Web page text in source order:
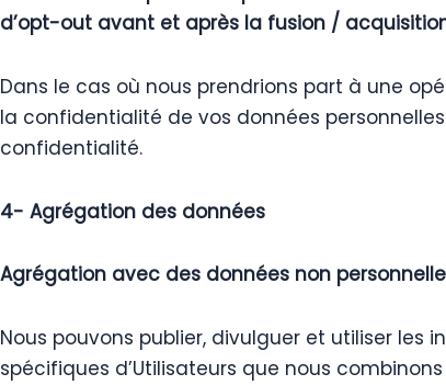
d’opt-out avant et après la fusion /
Dans le cas où nous prendrions part à une
la confidentialité de vos données
confidentialité.
4- Agrégation des données
Agrégation avec des données non
Nous pouvons publier, divulguer et utiliser
spécifiques d’Utilisateurs que nous